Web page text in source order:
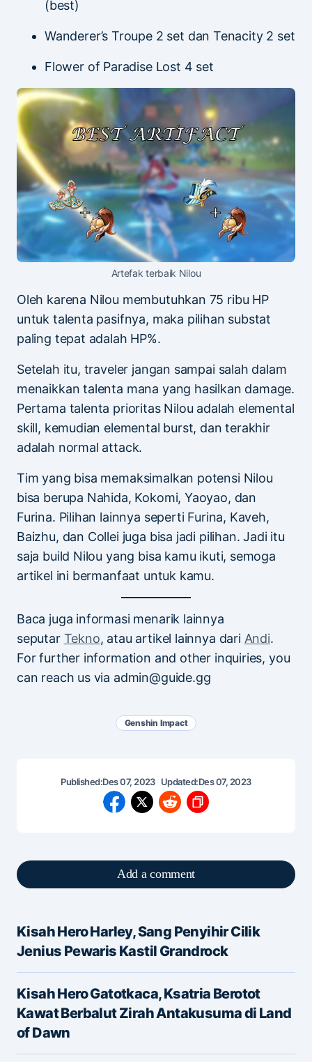
(best)
Wanderer’s Troupe 2 set dan Tenacity 2 set
Flower of Paradise Lost 4 set
Artefak terbaik Nilou
Oleh karena Nilou membutuhkan 75 ribu HP
untuk talenta pasifnya, maka pilihan substat
paling tepat adalah HP%.
Setelah itu, traveler jangan sampai salah dalam
menaikkan talenta mana yang hasilkan damage.
Pertama talenta prioritas Nilou adalah elemental
skill, kemudian elemental burst, dan terakhir
adalah normal attack.
Tim yang bisa memaksimalkan potensi Nilou
bisa berupa Nahida, Kokomi, Yaoyao, dan
Furina. Pilihan lainnya seperti Furina, Kaveh,
Baizhu, dan Collei juga bisa jadi pilihan. Jadi itu
saja build Nilou yang bisa kamu ikuti, semoga
artikel ini bermanfaat untuk kamu.
Baca juga informasi menarik lainnya
seputar Tekno, atau artikel lainnya dari Andi.
For further information and other inquiries, you
can reach us via admin@guide.gg
Genshin Impact
Published:Des 07, 2023 Updated:Des 07, 2023
Add a comment
Alamat email Anda tidak akan dipublikasikan.
Ruas yang wajib ditandai*
Message*
Kisah Hero Harley, Sang Penyihir Cilik
Jenius Pewaris Kastil Grandrock
Kisah Hero Gatotkaca, Ksatria Berotot
Kawat Berbalut Zirah Antakusuma di Land
of Dawn